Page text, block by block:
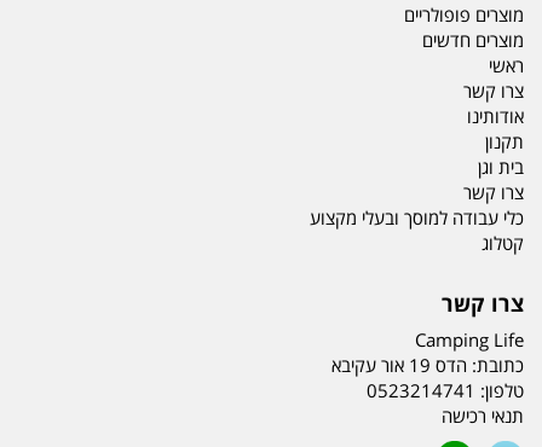
מוצרים פופולריים
מוצרים חדשים
ראשי
צרו קשר
אודותינו
תקנון
בית וגן
צרו קשר
כלי עבודה למוסך ובעלי מקצוע
קטלוג
צרו קשר
Camping Life
כתובת: הדס 19 אור עקיבא
טלפון: 0523214741
תנאי רכישה